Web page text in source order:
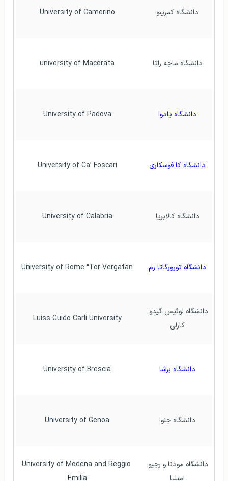
دانشگاه کمرینو University of Camerino
دانشگاه ماچه راتا university of Macerata
دانشگاه پادوا University of Padova
دانشگاه کا فوسکاری University of Ca’ Foscari
دانشگاه کالابریا University of Calabria
دانشگاه تورورگاتا رم University of Rome “Tor Vergatan
کارلی
Luiss Guido Carli University
دانشگاه برشا University of Brescia
دانشگاه جنوا University of Genoa
امیلیا
University of Modena and Reggio
Emilia